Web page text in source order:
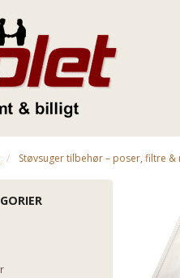
Støvsuger tilbehør – poser, filtre &